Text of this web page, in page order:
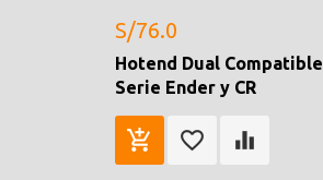
S/76.0
Hotend Dual Compatible
Serie Ender y CR